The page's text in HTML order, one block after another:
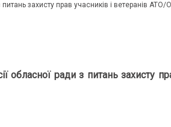
захисту прав учасників і ветеранів АТО/
обласної ради з питань захисту